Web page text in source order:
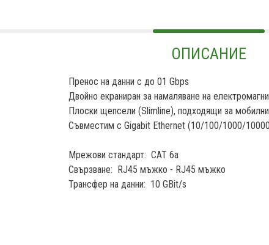
ОПИСАНИЕ
Пренос на данни с до 01 Gbps
Двойно екраниран за намаляване на
Плоски щепсели (Slimline), подходящи за
Съвместим с Gigabit Ethernet (10/100/1000/
Мрежови стандарт: CAT 6a
Свързване: RJ45 мъжко - RJ45 мъжко
Трансфер на данни: 10 GBit/s